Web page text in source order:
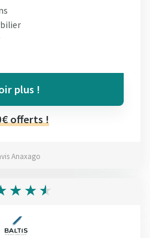
plus !
offerts !
Anaxago